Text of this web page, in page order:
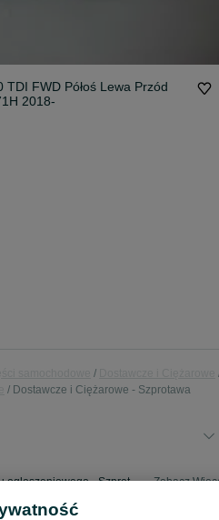
FWD Półoś Lewa Przód
2018-
Dostawcze i Ciężarowe - Szprotawa
Skorzystaj z największego serwisu ogłoszeniowego - Szprotawa i okolice! - kupuj lub sprzedawaj jeszcze wygodniej w kategorii Dostawcze i Ciężarowe! Zobacz